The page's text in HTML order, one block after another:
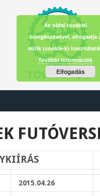
2015.04.26
Az oldal további
böngészésével, elfogadja
sütik (cookie-k)
További információk
Elfogadás